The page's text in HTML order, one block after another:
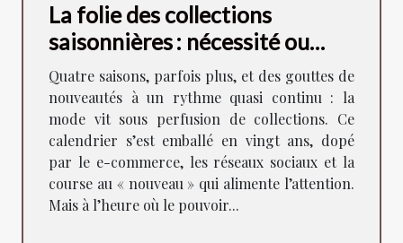
La folie des collections
saisonnières : nécessité ou
artifice ?
Quatre saisons, parfois plus, et des gouttes de
nouveautés à un rythme quasi continu : la
mode vit sous perfusion de collections. Ce
calendrier s’est emballé en vingt ans, dopé
par le e-commerce, les réseaux sociaux et la
course au « nouveau » qui alimente l’attention.
Mais à l’heure où le pouvoir...